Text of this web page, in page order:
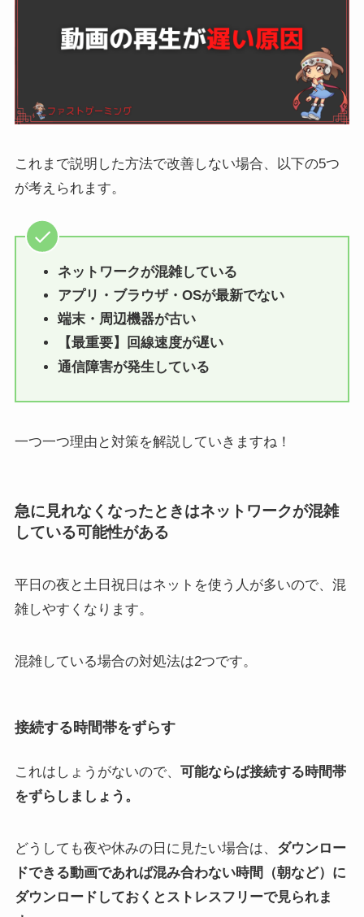
これまで説明した方法で改善しない場合、以下の5つ
が考えられます。
ネットワークが混雑している
アプリ・ブラウザ・OSが最新でない
端末・周辺機器が古い
【最重要】回線速度が遅い
通信障害が発生している
一つ一つ理由と対策を解説していきますね！
急に見れなくなったときはネットワークが混雑
している可能性がある
平日の夜と土日祝日はネットを使う人が多いので、混
雑しやすくなります。
混雑している場合の対処法は2つです。
接続する時間帯をずらす
これはしょうがないので、 可能ならば接続する時間帯
をずらしましょう。
どうしても夜や休みの日に見たい場合は、 ダウンロー
ドできる動画であれば混み合わない時間（朝など）に
ダウンロードしておくとストレスフリーで見られま